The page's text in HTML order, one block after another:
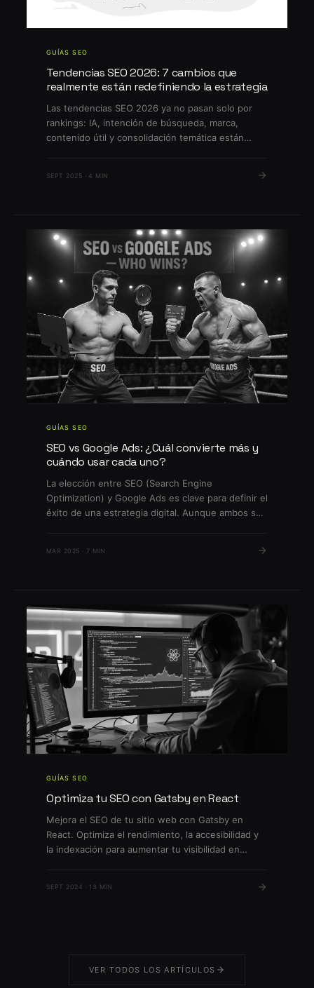
GUÍAS SEO
Tendencias SEO 2026: 7 cambios que
realmente están redefiniendo la estrategia
Las tendencias SEO 2026 ya no pasan solo por
rankings: IA, intención de búsqueda, marca,
contenido útil y consolidación temática están
empresas en Chile.
SEPT 2025 · 4 MIN
GUÍAS SEO
SEO vs Google Ads: ¿Cuál convierte más y
cuándo usar cada uno?
La elección entre SEO (Search Engine
Optimization) y Google Ads es clave para definir el
éxito de una estrategia digital. Aunque ambos se
y tiene ventajas únicas según los objetivos de tu
MAR 2025 · 7 MIN
GUÍAS SEO
Optimiza tu SEO con Gatsby en React
Mejora el SEO de tu sitio web con Gatsby en
React. Optimiza el rendimiento, la accesibilidad y
la indexación para aumentar tu visibilidad en
SEPT 2024 · 13 MIN
VER TODOS LOS ARTÍCULOS